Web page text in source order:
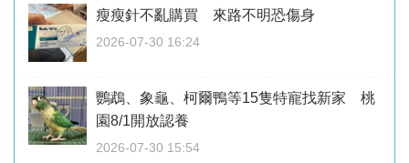
瘦瘦針不亂購買 來路不明恐傷身
2026-07-30 16:24
鸚鵡、象龜、柯爾鴨等15隻特寵找新家 桃
園8/1開放認養
2026-07-30 15:54